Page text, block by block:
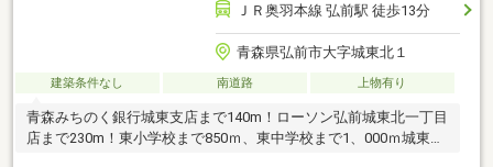
ＪＲ奥羽本線 弘前駅 徒歩13分
青森県弘前市大字城東北１
建築条件なし 南道路 上物有り
青森みちのく銀行城東支店まで140m！ローソン弘前城東北一丁目
店まで230m！東小学校まで850ｍ、東中学校まで1、000ｍ城東ク